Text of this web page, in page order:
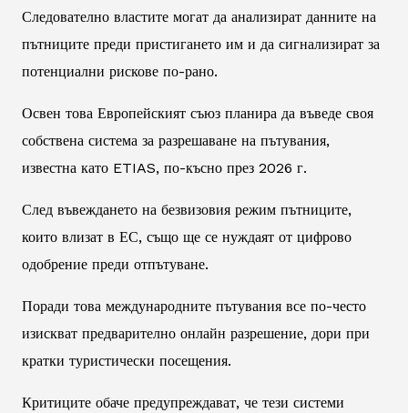
Следователно властите могат да анализират данните на
пътниците преди пристигането им и да сигнализират за
потенциални рискове по-рано.
Освен това Европейският съюз планира да въведе своя
собствена система за разрешаване на пътувания,
известна като ETIAS, по-късно през 2026 г.
След въвеждането на безвизовия режим пътниците,
които влизат в ЕС, също ще се нуждаят от цифрово
одобрение преди отпътуване.
Поради това международните пътувания все по-често
изискват предварително онлайн разрешение, дори при
кратки туристически посещения.
Критиците обаче предупреждават, че тези системи